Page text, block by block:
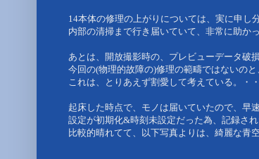
14本体の修理の上がりについては、実に申し分
内部の清掃まで行き届いていて、非常に助か
あとは、開放撮影時の、プレビューデータ破
今回の(物理的故障の)修理の範疇ではないの
これは、とりあえず割愛して考えている。・
起床した時点で、モノは届いていたので、早
設定が初期化&時刻未設定だった為、記録さ
比較的晴れてて、以下写真よりは、綺麗な青